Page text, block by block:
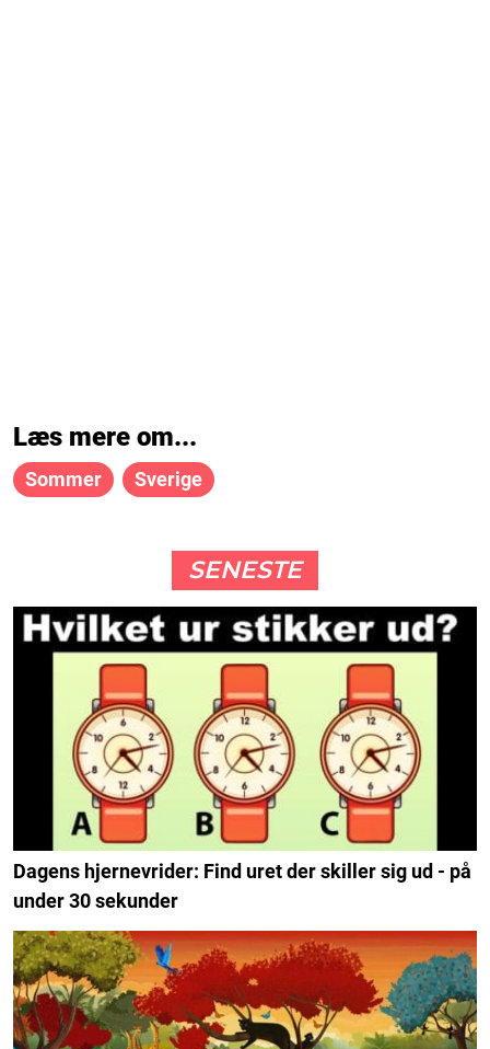
Læs mere om...
Sommer Sverige
SENESTE
Dagens hjernevrider: Find uret der skiller sig ud - på
under 30 sekunder